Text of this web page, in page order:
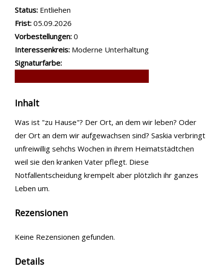
Status: Entliehen
Frist: 05.09.2026
Vorbestellungen: 0
Interessenkreis: Moderne Unterhaltung
Signaturfarbe:
Inhalt
Was ist "zu Hause"? Der Ort, an dem wir leben? Oder
der Ort an dem wir aufgewachsen sind? Saskia verbringt
unfreiwillig sehchs Wochen in ihrem Heimatstädtchen
weil sie den kranken Vater pflegt. Diese
Notfallentscheidung krempelt aber plötzlich ihr ganzes
Leben um.
Rezensionen
Keine Rezensionen gefunden.
Details